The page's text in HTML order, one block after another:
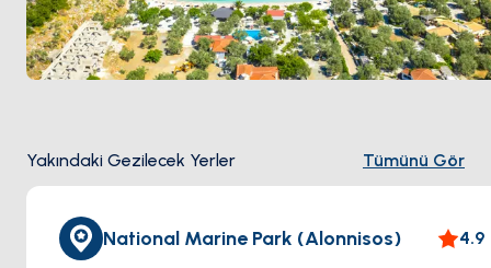
Yakındaki Gezilecek Yerler Tümünü Gör
National Marine Park (Alonnisos) 4.9